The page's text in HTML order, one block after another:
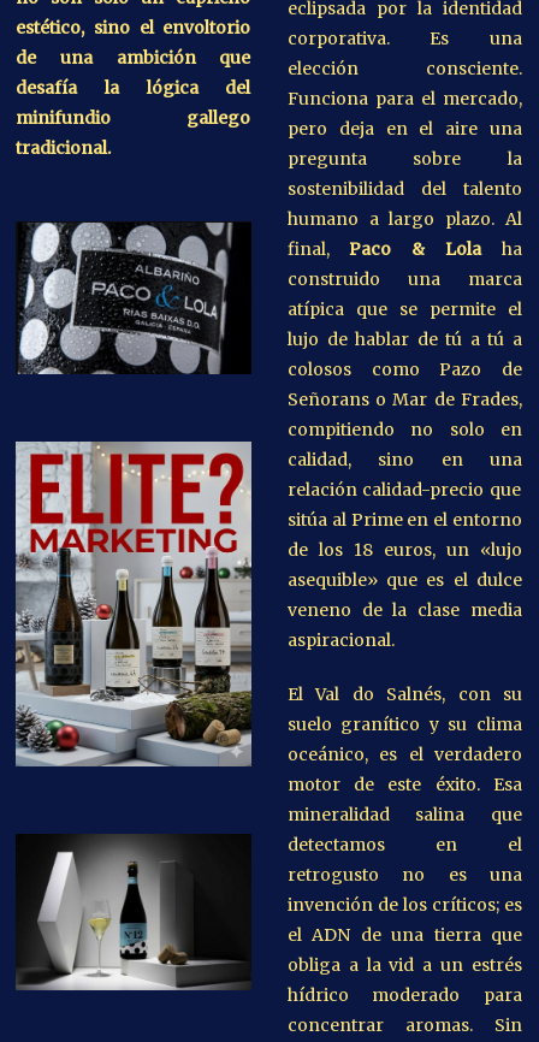
estético, sino el envoltorio
de una ambición que
desafía la lógica del
minifundio gallego
tradicional.
eclipsada por la identidad
corporativa. Es una
elección consciente.
Funciona para el mercado,
pero deja en el aire una
pregunta sobre la
sostenibilidad del talento
humano a largo plazo. Al
final, Paco & Lolaha
construido una marca
atípica que se permite el
lujo de hablar de tú a tú a
colosos como Pazo de
Señorans o Mar de Frades,
compitiendo no solo en
calidad, sino en una
relación calidad-precio que
sitúa al Prime en el entorno
de los 18 euros, un «lujo
asequible» que es el dulce
veneno de la clase media
aspiracional.
El Val do Salnés, con su
suelo granítico y su clima
oceánico, es el verdadero
motor de este éxito. Esa
mineralidad salina que
detectamos en el
retrogusto no es una
invención de los críticos; es
el ADN de una tierra que
obliga a la vid a un estrés
hídrico moderado para
concentrar aromas. Sin